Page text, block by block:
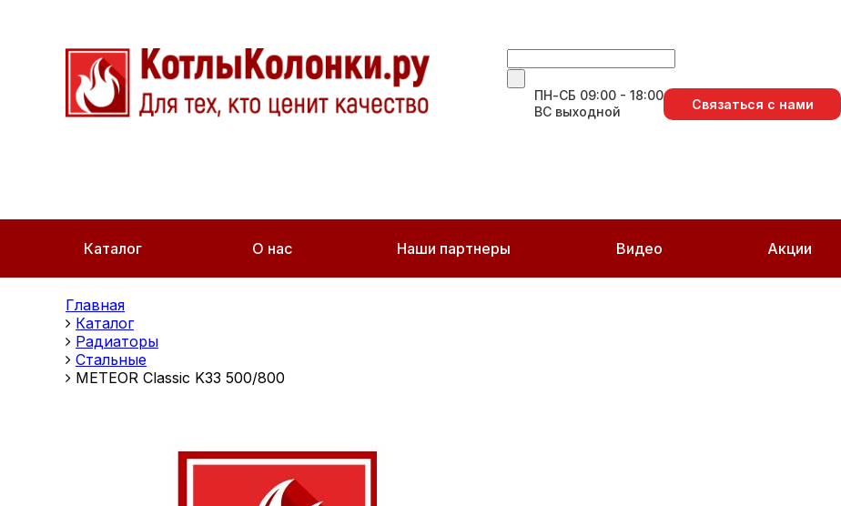
ПН-СБ 09:00 - 18:00
ВС выходной
Связаться с нами
Каталог О нас Наши партнеры Видео Акции
Главная
Каталог
Радиаторы
Стальные
METEOR Classic K33 500/800